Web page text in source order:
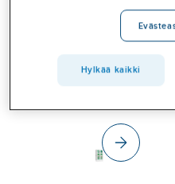
Hylkää kaikki